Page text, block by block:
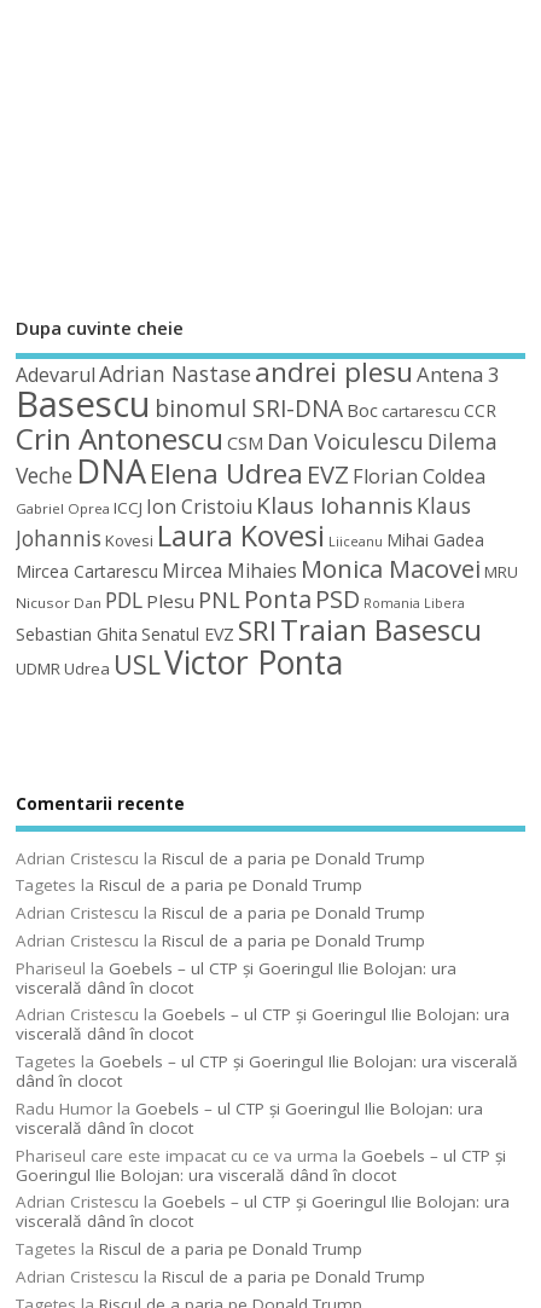
Dupa cuvinte cheie
Adevarul Adrian Nastaseandrei plesuAntena 3
Basescu binomul SRI-DNA Boc cartarescu CCR
Crin Antonescu CSM Dan Voiculescu Dilema
Veche DNAElena Udrea EVZ Florian Coldea
Gabriel Oprea ICCJ Ion Cristoiu Klaus Iohannis Klaus
Johannis Kovesi Laura Kovesi Liiceanu Mihai Gadea
Mircea Cartarescu Mircea Mihaies Monica Macovei MRU
Nicusor Dan PDL Plesu PNL Ponta PSD Romania Libera
Sebastian Ghita Senatul EVZ SRITraian Basescu
UDMRUdrea USLVictor Ponta
Comentarii recente
Adrian Cristescu laRiscul de a paria pe Donald Trump
Tagetes laRiscul de a paria pe Donald Trump
Adrian Cristescu laRiscul de a paria pe Donald Trump
Adrian Cristescu laRiscul de a paria pe Donald Trump
Phariseul la Goebels – ul CTP şi Goeringul Ilie Bolojan: ura
viscerală dând în clocot
Adrian Cristescu la Goebels – ul CTP şi Goeringul Ilie Bolojan: ura
viscerală dând în clocot
Tagetes la Goebels – ul CTP şi Goeringul Ilie Bolojan: ura viscerală
dând în clocot
Radu Humor la Goebels – ul CTP şi Goeringul Ilie Bolojan: ura
viscerală dând în clocot
Phariseul care este impacat cu ce va urma la Goebels – ul CTP şi
Goeringul Ilie Bolojan: ura viscerală dând în clocot
Adrian Cristescu la Goebels – ul CTP şi Goeringul Ilie Bolojan: ura
viscerală dând în clocot
Tagetes laRiscul de a paria pe Donald Trump
Adrian Cristescu laRiscul de a paria pe Donald Trump